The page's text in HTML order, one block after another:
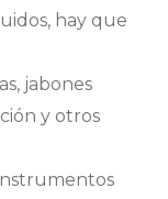
hay que
jabones
y otros